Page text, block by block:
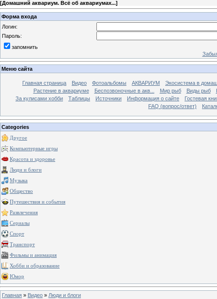
[Домашний аквариум. Всё об аквариумах...]
Форма входа
Логин:
Пароль:
запомнить
Меню сайта
Главная страница Видео Фотоальбомы АКВАРИУМ
Экосистема в
Растение в аквариуме
Беспозвоночные в акв... Мир рыб Виды рыб
За кулисами хобби
Таблицы Источники Информация о сайте
Гостевая
FAQ (вопрос/ответ)
Categories
Другое
Компьютерные игры
Красота и здоровье
Люди и блоги
Музыка
Общество
Путешествия и события
Развлечения
Сериалы
Спорт
Транспорт
Фильмы и анимация
Хобби и образование
Юмор
Главная » Видео » Люди и блоги